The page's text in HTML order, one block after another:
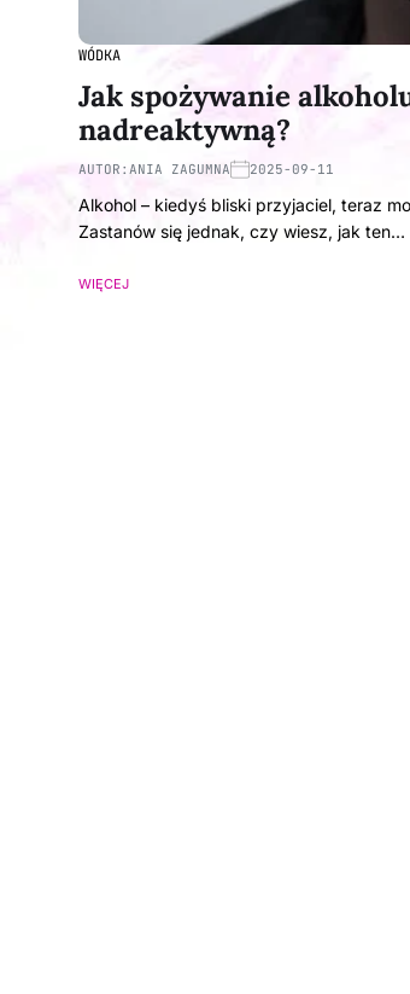
WÓDKA
Jak spożywanie
nadreaktywną?
AUTOR: ANIA ZAGUMNA 2025-09-11
Alkohol – kiedyś bliski przyjaciel, teraz
Zastanów się jednak, czy wiesz, jak ten…
WIĘCEJ